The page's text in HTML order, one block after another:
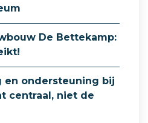
De Bettekamp:
en ondersteuning bij
centraal, niet de